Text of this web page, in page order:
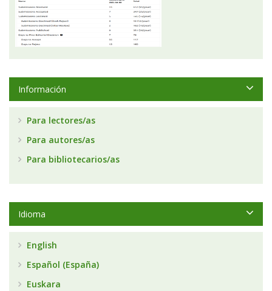
Información
Para lectores/as
Para autores/as
Para bibliotecarios/as
Idioma
English
Español (España)
Euskara